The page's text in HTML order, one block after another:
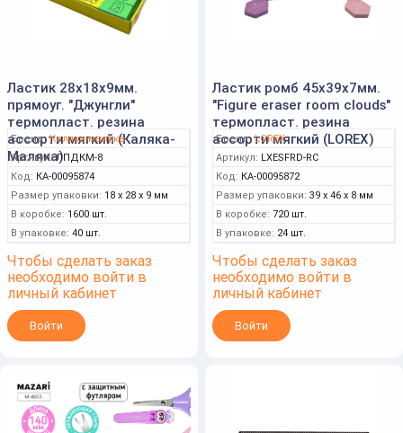
Ластик 28х18х9мм.
прямоуг. "Джунгли"
термопласт. резина
ассорти мягкий (Каляка-
Маляка)
Бренд: Каляка-маляка
Артикул: ЛПДКМ-8
Код: КА-00095874
Размер упаковки: 18 x 28 x 9 мм
В коробке: 1600 шт.
В упаковке: 40 шт.
Чтобы сделать заказ
необходимо войти в
личный кабинет
Войти
Ластик ромб 45х39х7мм.
"Figure eraser room clouds"
термопласт. резина
ассорти мягкий (LOREX)
Бренд: LOREX
Артикул: LXESFRD-RC
Код: КА-00095872
Размер упаковки: 39 x 46 x 8 мм
В коробке: 720 шт.
В упаковке: 24 шт.
Чтобы сделать заказ
необходимо войти в
личный кабинет
Войти